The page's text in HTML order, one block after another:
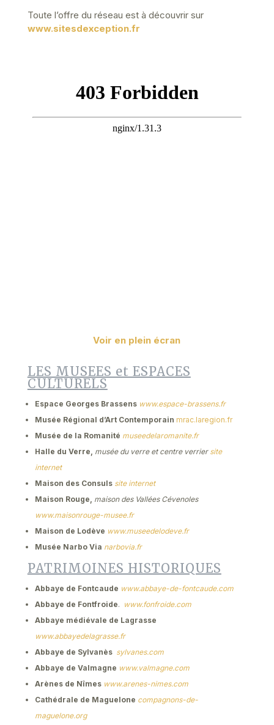
Toute l’offre du réseau est à découvrir sur
www.sitesdexception.fr
Voir en plein écran
LES MUSEES et ESPACES
CULTURELS
Espace Georges Brassens www.espace-brassens.fr
Musée Régional d’Art Contemporain mrac.laregion.fr
Musée de la Romanité museedelaromanite.fr
Halle du Verre, musée du verre et centre verrier site
internet
Maison des Consuls site internet
Maison Rouge, maison des Vallées Cévenoles
www.maisonrouge-musee.fr
Maison de Lodève www.museedelodeve.fr
Musée Narbo Via narbovia.fr
PATRIMOINES HISTORIQUES
Abbaye de Fontcaude www.abbaye-de-fontcaude.com
Abbaye de Fontfroide. www.fonfroide.com
Abbaye médiévale de Lagrasse
www.abbayedelagrasse.fr
Abbaye de Sylvanès sylvanes.com
Abbaye de Valmagne www.valmagne.com
Arènes de Nîmes www.arenes-nimes.com
Cathédrale de Maguelone compagnons-de-
maguelone.org